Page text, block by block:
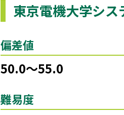
東京電機大学シ
偏差値
50.0～55.0
難易度